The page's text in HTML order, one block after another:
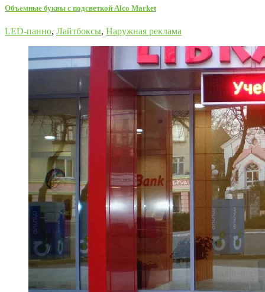
Oбъемные буквы с подсветкой Alco Market
LED-панно, Лайтбоксы, Наружная реклама